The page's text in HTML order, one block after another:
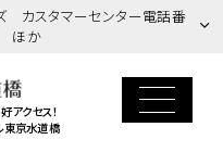
カスタマーセンター電話番
ほか
アクセス！
東京水道橋